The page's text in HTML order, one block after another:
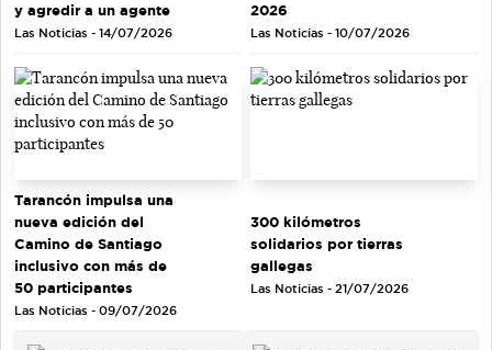
y agredir a un agente
Las Noticias - 14/07/2026
2026
Las Noticias - 10/07/2026
Tarancón impulsa una
nueva edición del
Camino de Santiago
inclusivo con más de
50 participantes
Las Noticias - 09/07/2026
300 kilómetros
solidarios por tierras
gallegas
Las Noticias - 21/07/2026